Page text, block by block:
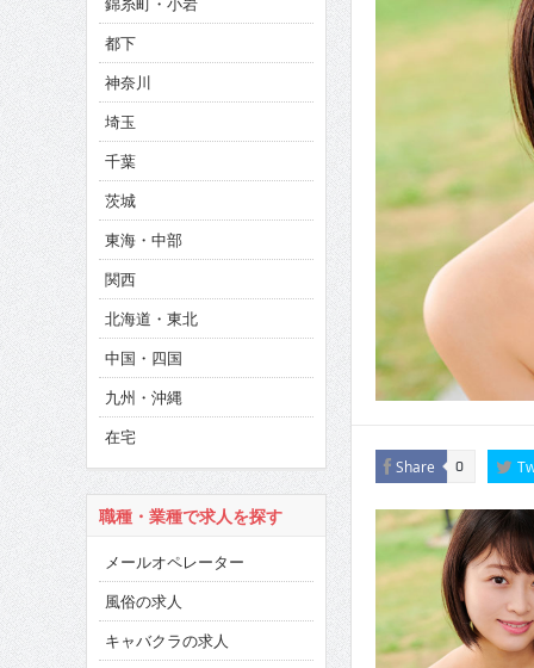
CINEMA×STYLE 286号
CINEMA×STYLE 285号
CINEMA×STYLE 294号
Share 0
都下
神奈川
埼玉
千葉
茨城
東海・中部
関西
北海道・東北
中国・四国
九州・沖縄
在宅
職種・業種で求人を探す
メールオペレーター
風俗の求人
キャバクラの求人